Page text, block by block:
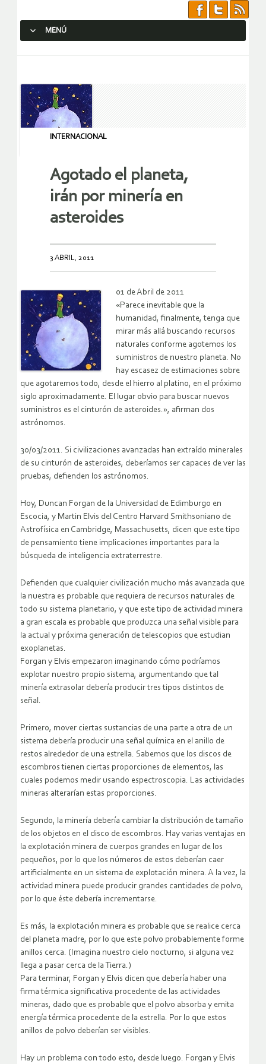
MENÚ
INTERNACIONAL
Agotado el planeta,
irán por minería en
asteroides
3 ABRIL, 2011
01 de Abril de 2011
«Parece inevitable que la
humanidad, finalmente, tenga que
mirar más allá buscando recursos
naturales conforme agotemos los
suministros de nuestro planeta. No
hay escasez de estimaciones sobre
que agotaremos todo, desde el hierro al platino, en el próximo
siglo aproximadamente. El lugar obvio para buscar nuevos
suministros es el cinturón de asteroides.», afirman dos
astrónomos.
30/03/2011. Si civilizaciones avanzadas han extraído minerales
de su cinturón de asteroides, deberíamos ser capaces de ver las
pruebas, defienden los astrónomos.
Hoy, Duncan Forgan de la Universidad de Edimburgo en
Escocia, y Martin Elvis del Centro Harvard Smithsoniano de
Astrofísica en Cambridge, Massachusetts, dicen que este tipo
de pensamiento tiene implicaciones importantes para la
búsqueda de inteligencia extraterrestre.
Defienden que cualquier civilización mucho más avanzada que
la nuestra es probable que requiera de recursos naturales de
todo su sistema planetario, y que este tipo de actividad minera
a gran escala es probable que produzca una señal visible para
la actual y próxima generación de telescopios que estudian
exoplanetas.
Forgan y Elvis empezaron imaginando cómo podríamos
explotar nuestro propio sistema, argumentando que tal
minería extrasolar debería producir tres tipos distintos de
señal.
Primero, mover ciertas sustancias de una parte a otra de un
sistema debería producir una señal química en el anillo de
restos alrededor de una estrella. Sabemos que los discos de
escombros tienen ciertas proporciones de elementos, las
cuales podemos medir usando espectroscopia. Las actividades
mineras alterarían estas proporciones.
Segundo, la minería debería cambiar la distribución de tamaño
de los objetos en el disco de escombros. Hay varias ventajas en
la explotación minera de cuerpos grandes en lugar de los
pequeños, por lo que los números de estos deberían caer
artificialmente en un sistema de explotación minera. A la vez, la
actividad minera puede producir grandes cantidades de polvo,
por lo que éste debería incrementarse.
Es más, la explotación minera es probable que se realice cerca
del planeta madre, por lo que este polvo probablemente forme
anillos cerca. (Imagina nuestro cielo nocturno, si alguna vez
llega a pasar cerca de la Tierra.)
Para terminar, Forgan y Elvis dicen que debería haber una
firma térmica significativa procedente de las actividades
mineras, dado que es probable que el polvo absorba y emita
energía térmica procedente de la estrella. Por lo que estos
anillos de polvo deberían ser visibles.
Hay un problema con todo esto, desde luego. Forgan y Elvis